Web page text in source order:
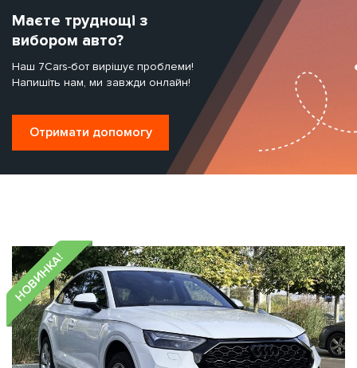
Маєте труднощі з
вибором авто?
Наш 7Cars-бот вирішує проблеми!
Напишіть нам, ми завжди онлайн!
Отримати допомогу
НОВИНКА!